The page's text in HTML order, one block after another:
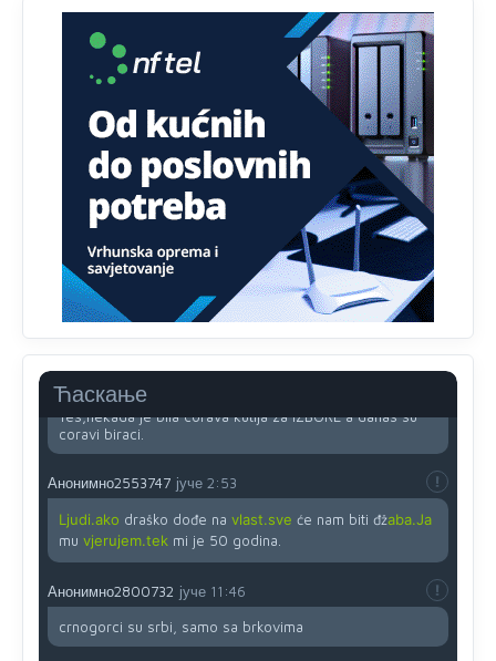
Ћаскање
Najveći dio populacije starije od 65 godina uopšte ne
koristi internet, niti ima pristup računarima
Анонимно2818605 јуче
11:45
Uvođenje pravila da se umjesto dosadašnjeg znaka "X"
(krstića) kružić ispred kandidata mora u potpunosti
obojiti (popuniti) uvedeno je isključivo zbog tehničkih
zahtjeva optičkih skenera.
Анонимно2818605 јуче 11:45
Ovo pravilo jeste unijelo opravdan strah, posebno kada
su u pitanju starije osobe, osobe sa slabijim vidom ili
Yes,nekada je bila corava kutija za IZBORE a danas su
coravi biraci.
Анонимно2553747 јуче 2:53
Ljudi.ako draško dođe na vlast.sve će nam biti đžaba.Ja
mu vjerujem.tek mi je 50 godina.
Анонимно2800732 јуче 11:46
crnogorci su srbi, samo sa brkovima